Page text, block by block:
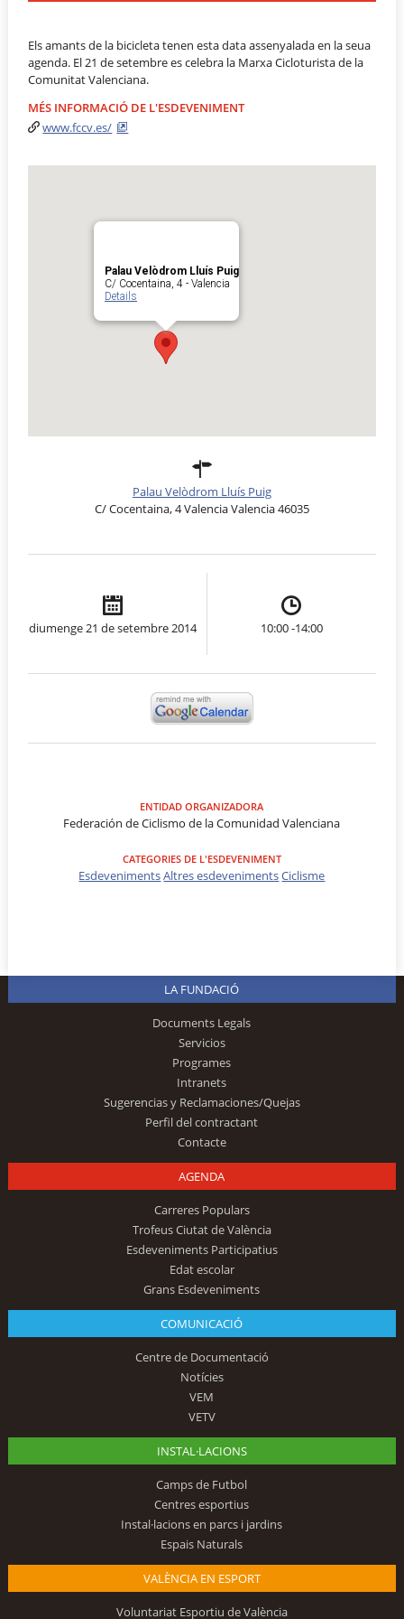
Els amants de la bicicleta tenen esta data assenyalada en la seua
agenda. El 21 de setembre es celebra la Marxa Cicloturista de la
Comunitat Valenciana.
MÉS INFORMACIÓ DE L'ESDEVENIMENT
www.fccv.es/
Palau Velòdrom Lluís Puig
C/ Cocentaina, 4 - Valencia
Details
Palau Velòdrom Lluís Puig
C/ Cocentaina, 4 Valencia Valencia 46035
diumenge 21 de setembre 2014 10:00 -14:00
ENTIDAD ORGANIZADORA
Federación de Ciclismo de la Comunidad Valenciana
CATEGORIES DE L'ESDEVENIMENT
EsdevenimentsAltres esdevenimentsCiclisme
LA FUNDACIÓ
Documents Legals
Servicios
Programes
Intranets
Sugerencias y Reclamaciones/Quejas
Perfil del contractant
Contacte
AGENDA
Carreres Populars
Trofeus Ciutat de València
Esdeveniments Participatius
Edat escolar
Grans Esdeveniments
COMUNICACIÓ
Centre de Documentació
Notícies
VEM
VETV
INSTAL·LACIONS
Camps de Futbol
Centres esportius
Instal·lacions en parcs i jardins
Espais Naturals
VALÈNCIA EN ESPORT
Voluntariat Esportiu de València